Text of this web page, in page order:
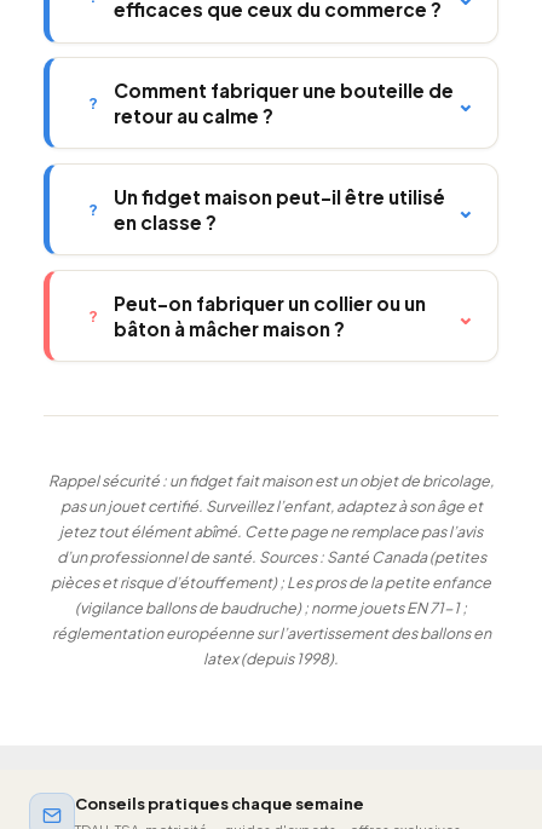
efficaces que ceux du commerce ?
?
Comment fabriquer une bouteille de
retour au calme ?
⌄
?
Un fidget maison peut-il être utilisé
en classe ?
⌄
?
Peut-on fabriquer un collier ou un
bâton à mâcher maison ?
⌄
Rappel sécurité : un fidget fait maison est un objet de bricolage,
pas un jouet certifié. Surveillez l’enfant, adaptez à son âge et
jetez tout élément abîmé. Cette page ne remplace pas l’avis
d’un professionnel de santé. Sources : Santé Canada (petites
pièces et risque d’étouffement) ; Les pros de la petite enfance
(vigilance ballons de baudruche) ; norme jouets EN 71-1 ;
réglementation européenne sur l’avertissement des ballons en
latex (depuis 1998).
Conseils pratiques chaque semaine